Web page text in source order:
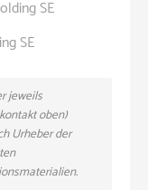
SE
SE
jeweils
oben)
Urheber der